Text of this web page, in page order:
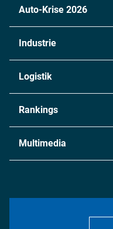
Auto-Krise 2026
Industrie
Chemie
Metall
Energie
Logistik
Rankings
Multimedia